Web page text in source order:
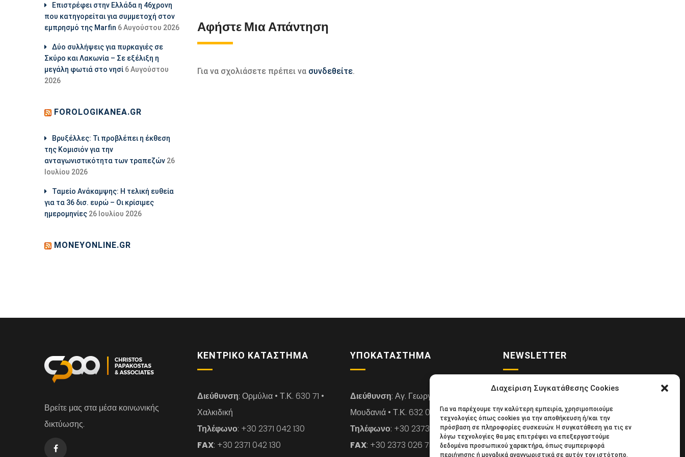
Διαχείριση Συγκατάθεσης Cookies
Για να παρέχουμε την καλύτερη εμπειρία, χρησιμοποιούμε
τεχνολογίες όπως cookies για την αποθήκευση ή/και την
πρόσβαση σε πληροφορίες συσκευών. Η συγκατάθεση για τις εν
λόγω τεχνολογίες θα μας επιτρέψει να επεξεργαστούμε
δεδομένα προσωπικού χαρακτήρα, όπως συμπεριφορά
περιήγησης ή μοναδικά αναγνωριστικά σε αυτόν τον ιστότοπο.
Αφήστε Μια Απάντηση
Για να σχολιάσετε πρέπει να συνδεθείτε.
Επιστρέφει στην Ελλάδα η 46χρονη
που κατηγορείται για συμμετοχή στον
εμπρησμό της Marfin 6 Αυγούστου 2026
Δύο συλλήψεις για πυρκαγιές σε
Σκύρο και Λακωνία – Σε εξέλιξη η
μεγάλη φωτιά στο νησί 6 Αυγούστου
2026
FOROLOGIKANEA.GR
Βρυξέλλες: Τι προβλέπει η έκθεση
της Κομισιόν για την
ανταγωνιστικότητα των τραπεζών 26
Ιουλίου 2026
Ταμείο Ανάκαμψης: Η τελική ευθεία
για τα 36 δισ. ευρώ – Οι κρίσιμες
ημερομηνίες 26 Ιουλίου 2026
MONEYONLINE.GR
Βρείτε μας στα μέσα κοινωνικής
δικτύωσης.
ΚΕΝΤΡΙΚΌ ΚΑΤΆΣΤΗΜΑ
Διεύθυνση: Ορμύλια • Τ.Κ. 630 71 •
Χαλκιδική
Τηλέφωνο: +30 2371 042 130
FAX: +30 2371 042 130
ΥΠΟΚΑΤΆΣΤΗΜΑ
Διεύθυνση: Αγ. Γεωργίου 14 • Νέα
Μουδανιά • Τ.Κ. 632 00 • Χαλκιδική
Τηλέφωνο: +30 2373 026 739
FAX: +30 2373 026 739
NEWSLETTER
Κάντε εγγραφή στο ηλεκτρονικό μας
φυλλάδιο και μείνετε στο επίκεντρο
της οικονομικής επικαιρότητας.